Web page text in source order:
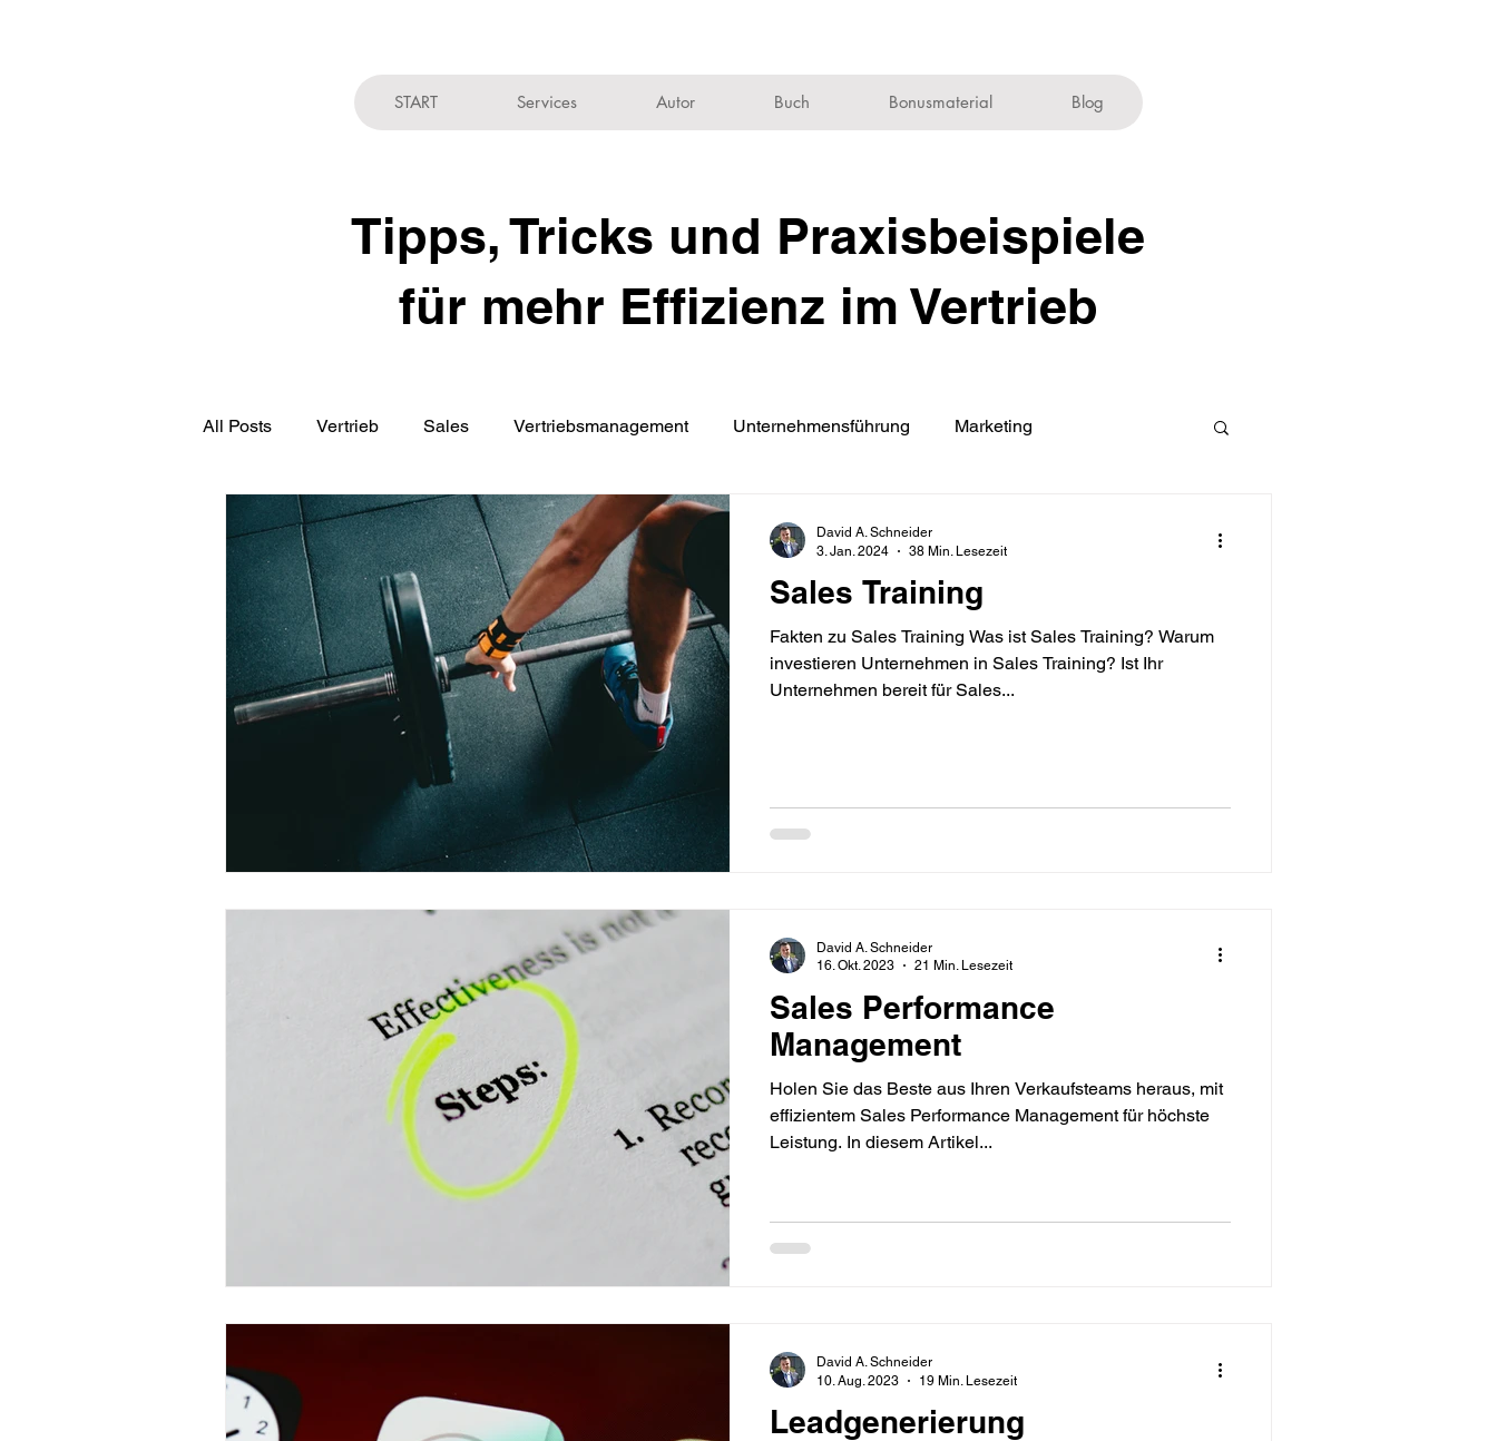
START Services Autor Buch Bonusmaterial Blog
Tipps, Tricks und Praxisbeispiele
für mehr Effizienz im Vertrieb
All Posts Vertrieb Sales Vertriebsmanagement Unternehmensführung Marketing
Onlinemarketing Gefahren der Digitalisierung
Sales Training
Fakten zu Sales Training Was ist Sales Training? Warum
investieren Unternehmen in Sales Training? Ist Ihr
Unternehmen bereit für Sales...
David A. Schneider
3. Jan. 2024
38 Min. Lesezeit
Sales Performance
Management
Holen Sie das Beste aus Ihren Verkaufsteams heraus, mit
effizientem Sales Performance Management für höchste
Leistung. In diesem Artikel...
David A. Schneider
16. Okt. 2023
21 Min. Lesezeit
Leadgenerierung
David A. Schneider
10. Aug. 2023
19 Min. Lesezeit